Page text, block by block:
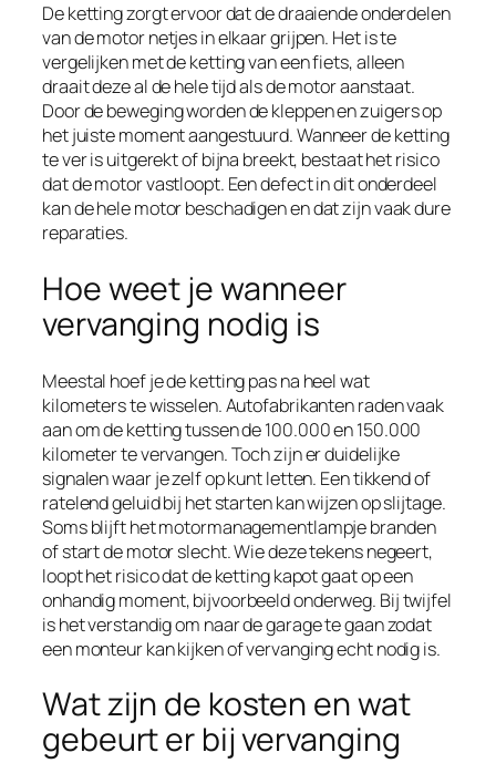
De ketting zorgt ervoor dat de draaiende onderdelen
van de motor netjes in elkaar grijpen. Het is te
vergelijken met de ketting van een fiets, alleen
draait deze al de hele tijd als de motor aanstaat.
Door de beweging worden de kleppen en zuigers op
het juiste moment aangestuurd. Wanneer de ketting
te ver is uitgerekt of bijna breekt, bestaat het risico
dat de motor vastloopt. Een defect in dit onderdeel
kan de hele motor beschadigen en dat zijn vaak dure
reparaties.
Hoe weet je wanneer
vervanging nodig is
Meestal hoef je de ketting pas na heel wat
kilometers te wisselen. Autofabrikanten raden vaak
aan om de ketting tussen de 100.000 en 150.000
kilometer te vervangen. Toch zijn er duidelijke
signalen waar je zelf op kunt letten. Een tikkend of
ratelend geluid bij het starten kan wijzen op slijtage.
Soms blijft het motormanagementlampje branden
of start de motor slecht. Wie deze tekens negeert,
loopt het risico dat de ketting kapot gaat op een
onhandig moment, bijvoorbeeld onderweg. Bij twijfel
is het verstandig om naar de garage te gaan zodat
een monteur kan kijken of vervanging echt nodig is.
Wat zijn de kosten en wat
gebeurt er bij vervanging